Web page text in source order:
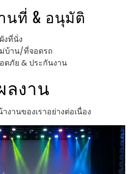
นที่ & อนุมัติ
งที่นั่ง
บ้าน/ที่จอดรถ
ดภัย & ประกันงาน
ลงาน
งานของเราอย่างต่อเนื่อง